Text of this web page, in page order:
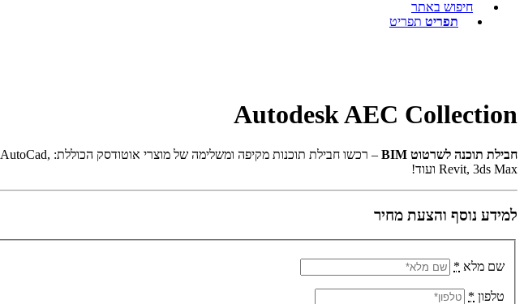
חיפוש באתר
תפריט תפריט
Autodesk AEC Collection
חבילת תוכנה לשרטוט BIM
– רכשו חבילת תוכנות מקיפה ומשלימה של מוצרי אוטודסק הכוללת: AutoCad,
Revit, 3ds Max ועוד!
למידע נוסף והצעת מחיר
שם מלא *
טלפון *